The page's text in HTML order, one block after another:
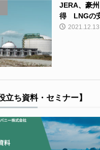
JERA、豪
得 LNGの
2021.12.13
立ち資料・セミナー】